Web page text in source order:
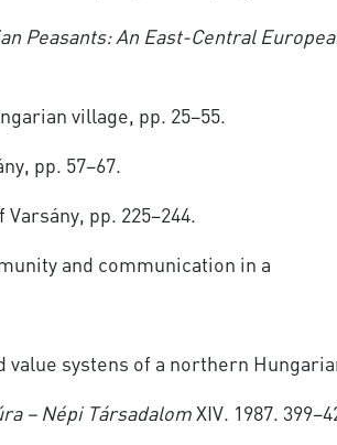
Peasants: An East-Central
village, pp. 25–55.
pp. 57–67.
pp. 225–244.
and communication in a
value systens of a northern
– Népi TársadalomXIV. 1987.